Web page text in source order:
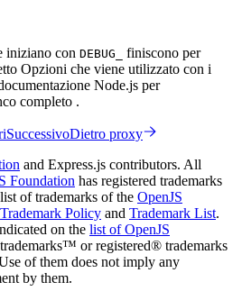
iniziano con DEBUG_
finiscono per
Opzioni che viene utilizzato con i
Node.js per
completo .
SuccessivoDietro proxy
and Express.js contributors. All
Foundation has registered trademarks
of trademarks of the OpenJS
Trademark Policy and Trademark List.
on the list of OpenJS
or registered® trademarks
of them does not imply any
by them.